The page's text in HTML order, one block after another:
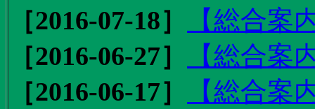
［2016-07-18］
【総合案
［2016-06-27］
【総合案
［2016-06-17］
【総合